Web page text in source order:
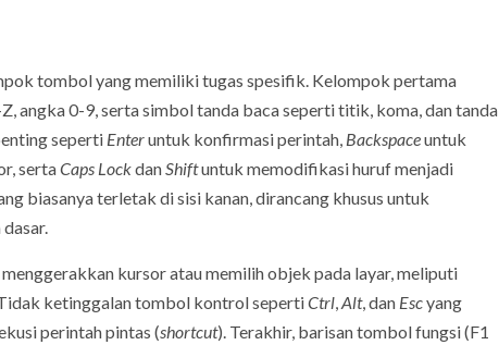
tombol yang memiliki tugas spesifik. Kelompok pertama
angka 0-9, serta simbol tanda baca seperti titik, koma, dan tanda
seperti Enteruntuk konfirmasi perintah, Backspaceuntuk
sertaCaps Lockdan Shiftuntuk memodifikasi huruf menjadi
biasanya terletak di sisi kanan, dirancang khusus untuk
kursor atau memilih objek pada layar, meliputi
Tidak ketinggalan tombol kontrol sepertiCtrl Alt, dan Escyang
perintah pintas (shortcut). Terakhir, barisan tombol fungsi (F1